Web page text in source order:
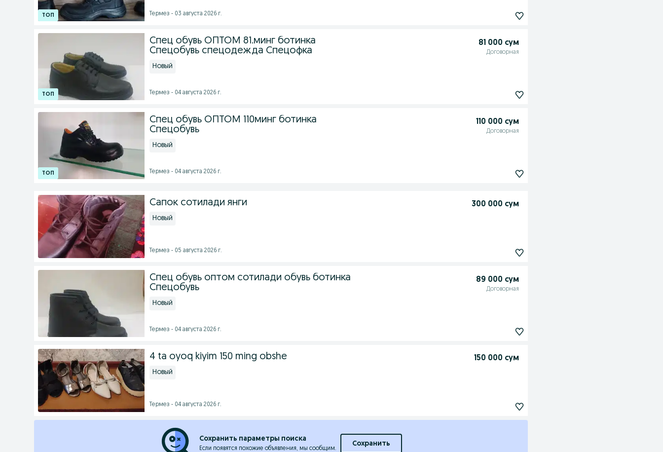
Термез - 03 августа 2026 г.
Спец обувь ОПТОМ 81.минг ботинка
Спецобувь спецодежда Спецофка
81 000 сум
Договорная
Новый
Термез - 04 августа 2026 г.
Спец обувь ОПТОМ 110минг ботинка
Спецобувь
110 000 сум
Договорная
Новый
Термез - 04 августа 2026 г.
Сапок сотилади янги 300 000 сум
Новый
Термез - 05 августа 2026 г.
Спец обувь оптом сотилади обувь ботинка
Спецобувь
89 000 сум
Договорная
Новый
Термез - 04 августа 2026 г.
4 ta oyoq kiyim 150 ming obshe 150 000 сум
Новый
Термез - 04 августа 2026 г.
Сохранить параметры поиска
Если появятся похожие объявления, мы сообщим.
Сохранить